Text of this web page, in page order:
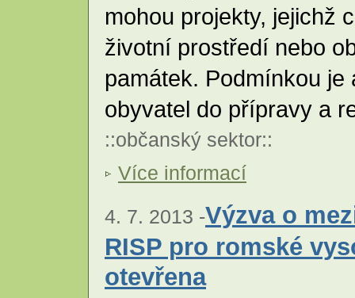
mohou projekty, jejichž
životní prostředí nebo
památek. Podmínkou
obyvatel do přípravy a
::občanský sektor::
Více informací
4. 7. 2013 -Výzva o
RISP pro romské
otevřena